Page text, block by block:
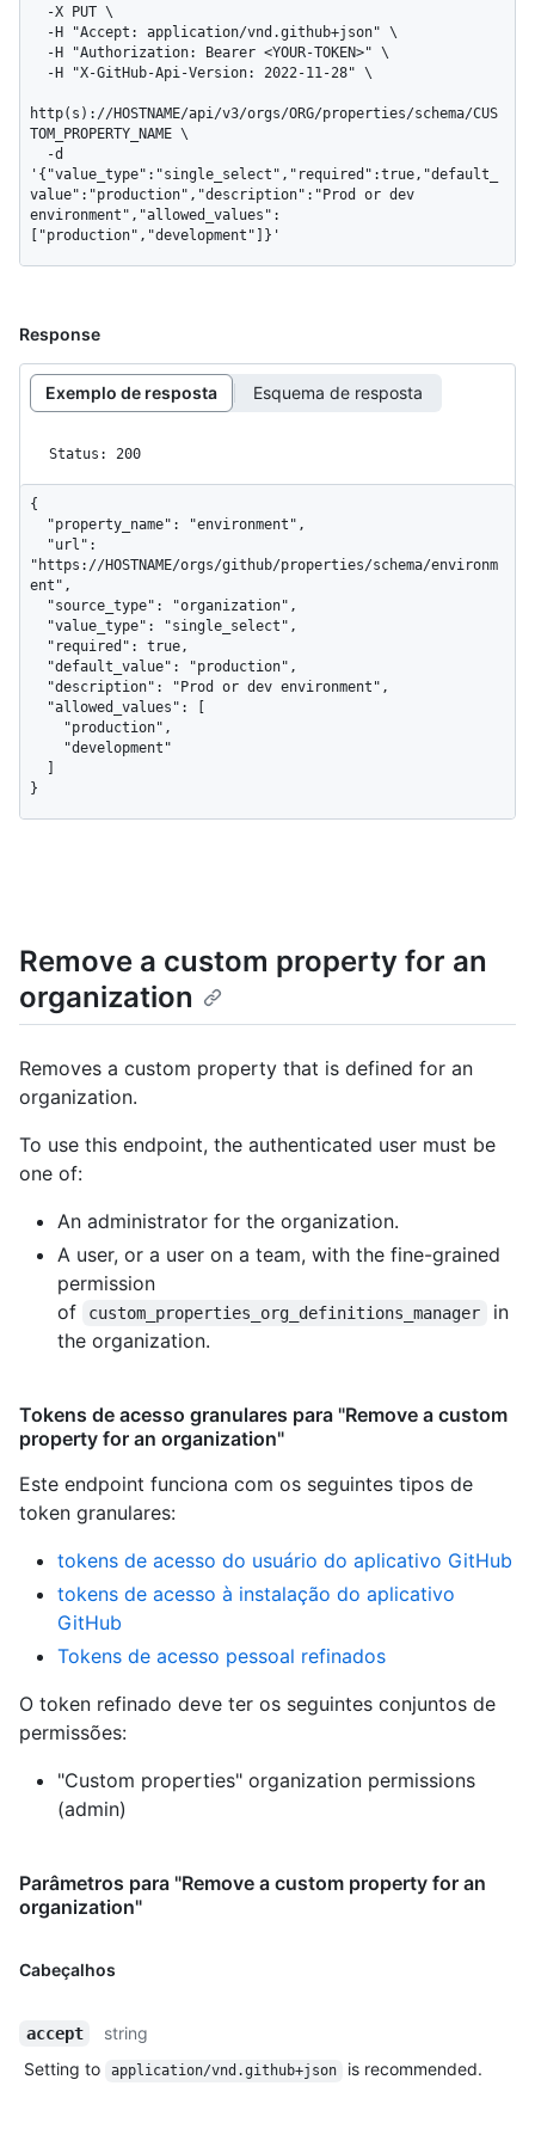
http(s)://HOSTNAME/api/v3/orgs/ORG/properties/schema/CUS
TOM_PROPERTY_NAME \
'{"value_type":"single_select","required":true,"default_
value":"production","description":"Prod or dev
environment","allowed_values":
["production","development"]}'
Response
Exemplo de resposta Esquema de resposta
Status: 200
{
"https://HOSTNAME/orgs/github/properties/schema/environm
ent",
}
Remove a custom property for an
organization
Removes a custom property that is defined for an
organization.
To use this endpoint, the authenticated user must be
one of:
An administrator for the organization.
A user, or a user on a team, with the fine-grained
permission
of
custom_properties_org_definitions_manager
in
the organization.
Tokens de acesso granulares para "Remove a custom
property for an organization"
Este endpoint funciona com os seguintes tipos de
token granulares:
tokens de acesso do usuário do aplicativo GitHub
tokens de acesso à instalação do aplicativo
GitHub
Tokens de acesso pessoal refinados
O token refinado deve ter os seguintes conjuntos de
permissões:
"Custom properties" organization permissions
(admin)
Parâmetros para "Remove a custom property for an
organization"
Cabeçalhos
accept
string
Setting to
application/vnd.github+json is recommended.